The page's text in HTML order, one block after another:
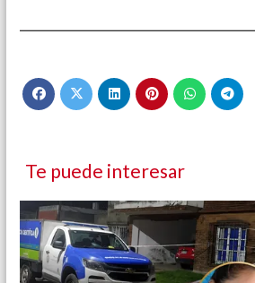
Te puede interesar